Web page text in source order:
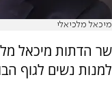
מיכאל מלכיאלי
שר הדתות מיכאל
למנות נשים לגוף